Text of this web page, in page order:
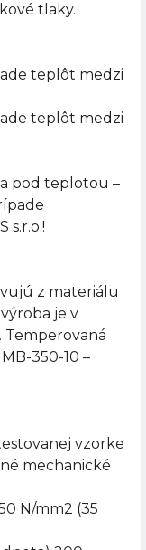
tlaky.
teplôt medzi
teplôt medzi
pod teplotou –
s.r.o.!
z materiálu
je v
Temperovaná
350-10 –
vzorke
mechanické
N/mm2 (35